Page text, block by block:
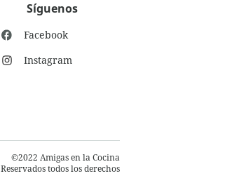
Síguenos
Facebook
Instagram
©2022 Amigas en la Cocina
Reservados todos los derechos